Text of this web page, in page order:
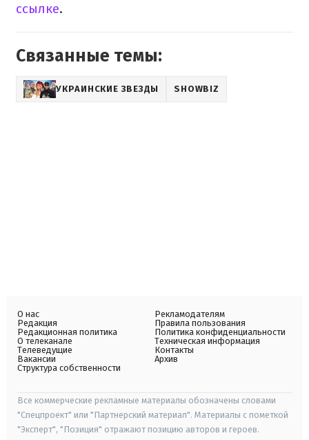
ссылке.
Связанные темы:
УКРАИНСКИЕ ЗВЕЗДЫ SHOWBIZ
О нас
Редакция
Редакционная политика
О телеканале
Телеведущие
Вакансии
Структура собственности
Рекламодателям
Правила пользования
Политика конфиденциальности
Техническая информация
Контакты
Архив
Все коммерческие рекламные материалы обозначены словами
"Спецпроект" или "Партнерский материал". Материалы с пометкой
"Эксперт", "Позиция" отражают позицию авторов и героев.